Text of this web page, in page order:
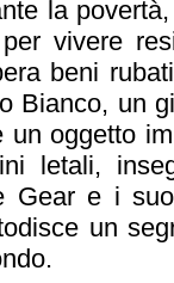
la
vivere
beni
Bianco, un
un oggetto
letali,
Gear e i
un